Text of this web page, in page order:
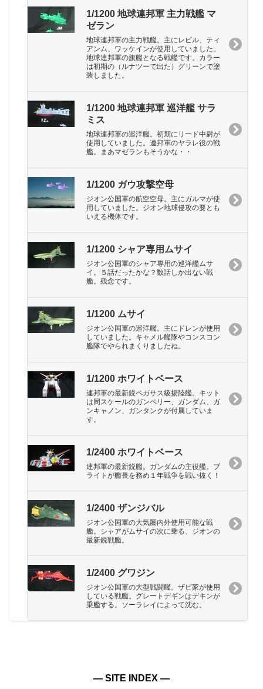
1/1200 地球連邦軍 主力戦艦 マ
ゼラン
地球連邦軍の主力戦艦。主にレビル、ティ
アンム、ワッケインが使用していました。
地球連邦軍の旗艦となる戦艦です。カラー
は初期の（ルナツーで出た）グリーンで塗
装しました。
1/1200 地球連邦軍 巡洋艦 サラ
ミス
地球連邦軍の巡洋艦。初期にリード中尉が
使用していました。連邦軍のヤラレ役の戦
艦。まあマゼランもそうかな・・
1/1200 ガウ攻撃空母
ジオン公国軍の航空空母。主にガルマが使
用していました。ジオン地球侵攻の要とも
いえる機体です。
1/1200 シャア専用ムサイ
ジオン公国軍のシャア専用の巡洋艦ムサ
イ。５話だったかな？数話しか出ない戦
艦。残念です。
1/1200 ムサイ
ジオン公国軍の巡洋艦。主にドレンが使用
していました。キャメル艦隊やコンスコン
艦隊でやられまくりましたね。
1/1200 ホワイトベース
連邦軍の最新鋭ペガサス級揚陸艦。キット
は同スケールのガンペリー、ガンダム、ガ
ンキャノン、ガンタンクが付属していま
す。
1/2400 ホワイトベース
連邦軍の最新鋭艦。ガンダムの主役艦。ブ
ライトが艦長を務め１年戦争を戦い抜く！
1/2400 ザンジバル
ジオン公国軍の大気圏内外使用可能な戦
艦。シャアがムサイの次に乗る、ジオンの
最新鋭戦艦。
1/2400 グワジン
ジオン公国軍の大型戦闘艦。ザビ家が使用
している戦艦。グレートデギンはデキンが
乗艦する。ソーラレイによって沈む。
― SITE INDEX ―